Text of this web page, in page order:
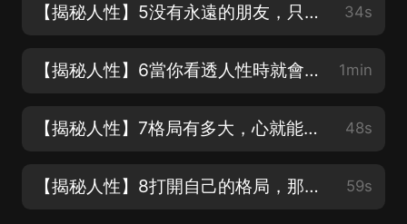
【揭秘人性】5没有永遠的朋友，只有永遠的利益 34s
【揭秘人性】6當你看透人性時就會明白 1min
【揭秘人性】7格局有多大，心就能有多寬 48s
【揭秘人性】8打開自己的格局，那你離成功也就不遠了 59s